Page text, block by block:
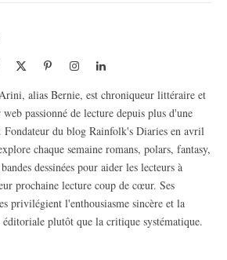
PinterestInstagramLinkedIn
alias Bernie, est chroniqueur littéraire et
web passionné de lecture depuis plus d'une
Fondateur du blog Rainfolk's Diaries en avril
chaque semaine romans, polars, fantasy,
dessinées pour aider les lecteurs à
prochaine lecture coup de cœur. Ses
privilégient l'enthousiasme sincère et la
plutôt que la critique systématique.